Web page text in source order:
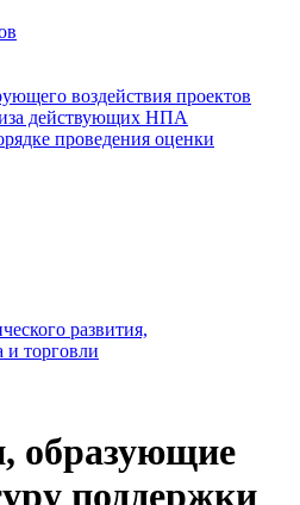
воздействия проектов
действующих НПА
проведения оценки
развития,
и торговли
образующие
поддержки